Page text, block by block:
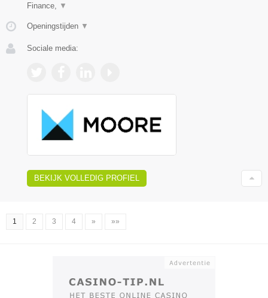
Finance,
▼
Openingstijden ▼
Sociale media:
BEKIJK VOLLEDIG PROFIEL
1 2 3 4 » »»